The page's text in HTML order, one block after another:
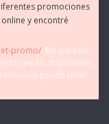
promociones
y encontré
promo/. Me pareció
están disponibles
puede tener